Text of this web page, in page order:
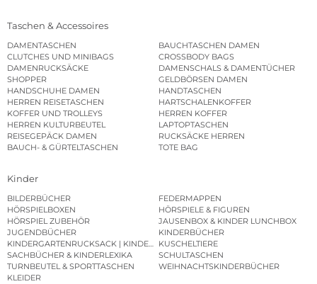
Taschen & Accessoires
DAMENTASCHEN
BAUCHTASCHEN DAMEN
CLUTCHES UND MINIBAGS
CROSSBODY BAGS
DAMENRUCKSÄCKE
DAMENSCHALS & DAMENTÜCHER
SHOPPER
GELDBÖRSEN DAMEN
HANDSCHUHE DAMEN
HANDTASCHEN
HERREN REISETASCHEN
HARTSCHALENKOFFER
KOFFER UND TROLLEYS
HERREN KOFFER
HERREN KULTURBEUTEL
LAPTOPTASCHEN
REISEGEPÄCK DAMEN
RUCKSÄCKE HERREN
BAUCH- & GÜRTELTASCHEN
TOTE BAG
Kinder
BILDERBÜCHER
FEDERMAPPEN
HÖRSPIELBOXEN
HÖRSPIELE & FIGUREN
HÖRSPIEL ZUBEHÖR
JAUSENBOX & KINDER LUNCHBOX
JUGENDBÜCHER
KINDERBÜCHER
KINDERGARTENRUCKSACK | KINDERGARTENBEUTEL
KUSCHELTIERE
SACHBÜCHER & KINDERLEXIKA
SCHULTASCHEN
TURNBEUTEL & SPORTTASCHEN
WEIHNACHTSKINDERBÜCHER
KLEIDER